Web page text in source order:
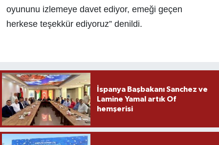
oyununu izlemeye davet ediyor, emeği geçen
herkese teşekkür ediyoruz” denildi.
İspanya Başbakanı Sanchez ve
Lamine Yamal artık Of
hemşerisi